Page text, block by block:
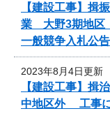
【建設工事】揖
業 大野3期地区
一般競争入札公告
2023年8月4日更新
【建設工事】
中地区外 工事